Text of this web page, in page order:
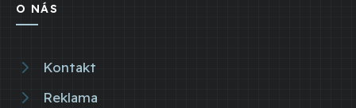
O NÁS
Kontakt
Reklama